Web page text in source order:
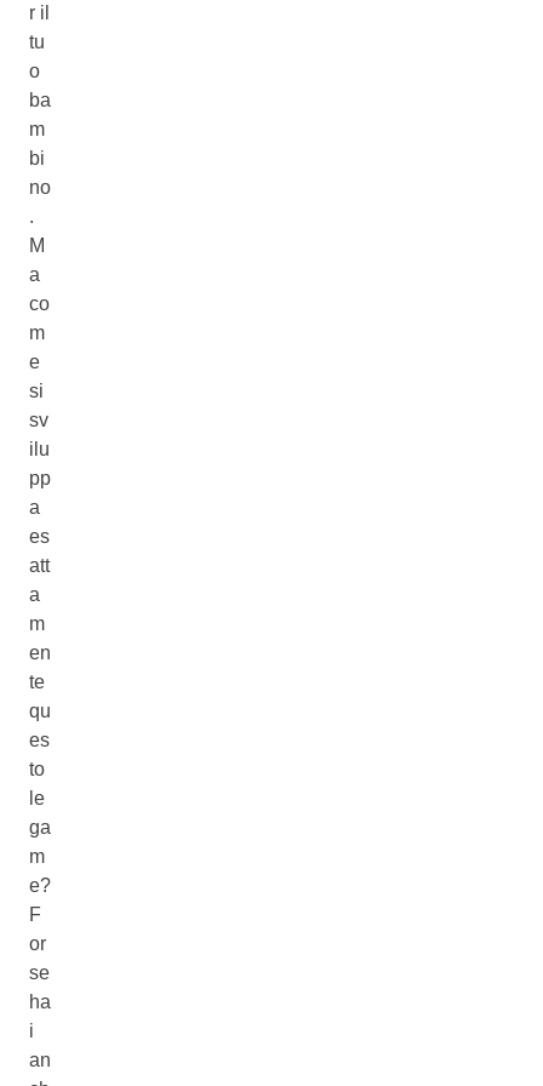
r il
tu
o
ba
m
bi
no
.
M
a
co
m
e
si
sv
ilu
pp
a
es
att
a
m
en
te
qu
es
to
le
ga
m
e?
F
or
se
ha
i
an